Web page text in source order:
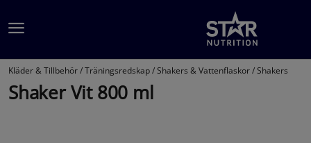
Kläder & Tillbehör /Träningsredskap /Shakers & Vattenflaskor /Shakers
Shaker Vit 800 ml